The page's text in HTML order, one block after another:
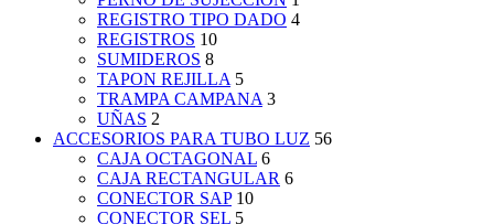
REGISTRO TIPO DADO 4
REGISTROS 10
SUMIDEROS 8
TAPON REJILLA 5
TRAMPA CAMPANA 3
UÑAS 2
ACCESORIOS PARA TUBO LUZ 56
CAJA OCTAGONAL 6
CAJA RECTANGULAR 6
CONECTOR SAP 10
CONECTOR SEL 5